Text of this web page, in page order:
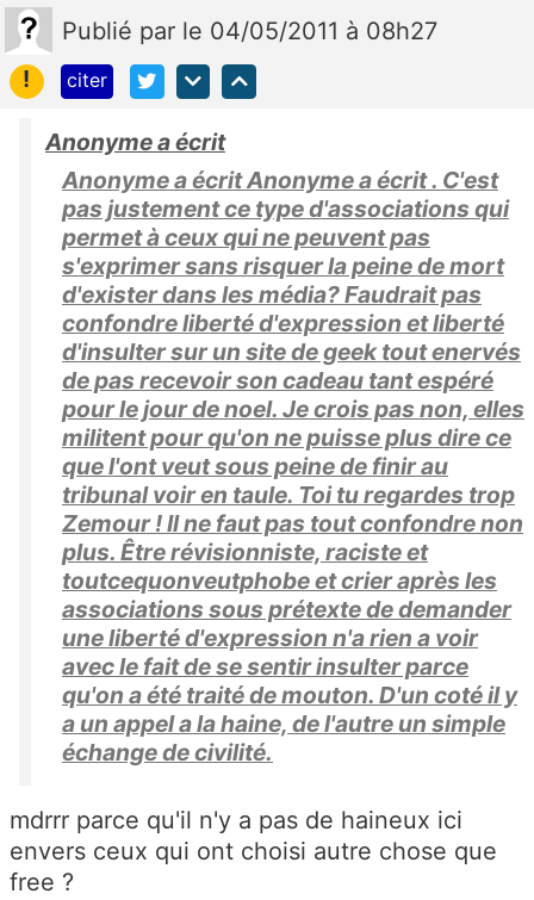
Publié par le 04/05/2011 à 08h27
!
citer
Anonyme a écrit
Anonyme a écrit Anonyme a écrit . C'est
pas justement ce type d'associations qui
permet à ceux qui ne peuvent pas
s'exprimer sans risquer la peine de mort
d'exister dans les média? Faudrait pas
confondre liberté d'expression et liberté
d'insulter sur un site de geek tout enervés
de pas recevoir son cadeau tant espéré
pour le jour de noel. Je crois pas non, elles
militent pour qu'on ne puisse plus dire ce
que l'ont veut sous peine de finir au
tribunal voir en taule. Toi tu regardes trop
Zemour ! Il ne faut pas tout confondre non
plus. Être révisionniste, raciste et
toutcequonveutphobe et crier après les
associations sous prétexte de demander
une liberté d'expression n'a rien a voir
avec le fait de se sentir insulter parce
qu'on a été traité de mouton. D'un coté il y
a un appel a la haine, de l'autre un simple
échange de civilité.
mdrrr parce qu'il n'y a pas de haineux ici
envers ceux qui ont choisi autre chose que
free ?